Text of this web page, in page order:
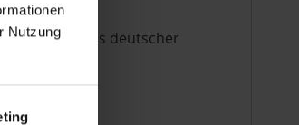
Nutzung
aus deutscher